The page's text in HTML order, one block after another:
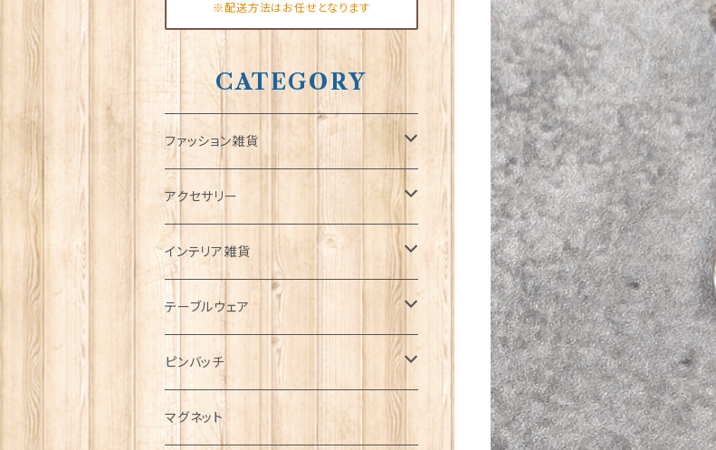
※配送方法はお任せとなります
CATEGORY
ファッション雑貨
タータンネクタイ
帽子
キャップ
ハンチング帽
キャスケット
Tシャツ
マフラー
タータン【Bronte by Moon】
サッシュ
アクセサリー
ORTAK
ブローチ
ペンダント
チャーム
インテリア雑貨
インテリア置物
ラブスプーン
ラブスプーン【SION LLEWELLYN】
ファブリック
テーブルウェア
ティータオル
ペーパーナプキン
ピンバッチ
ジェネラルデザイン
マグネット